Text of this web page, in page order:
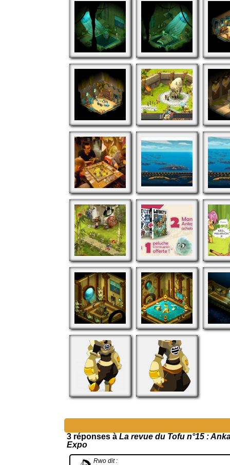
3 réponses à La revue du Tofu n°15 :
Expo
Rwo dit :